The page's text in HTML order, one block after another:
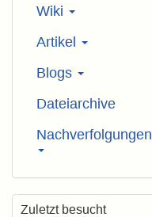
Wiki
Artikel
Blogs
Dateiarchive
Nachverfolgungen
Zuletzt besucht